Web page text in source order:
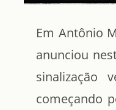
Em Antônio
anunciou
sinalização
começando